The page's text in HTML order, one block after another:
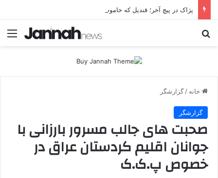
خانه / گزارشگر
گزارشگر
صحبت های جالب مسرور بارزانی با
جوانان اقلیم کردستان عراق در
خصوص پ.ک.ک